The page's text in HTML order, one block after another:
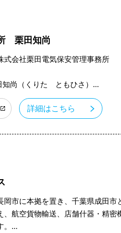
栗田知尚
会社栗田電気保安管理事務所
尚（くりた ともひさ）...
詳細はこちら
岡市に本拠を置き、千葉県成田市
、航空貨物輸送、店舗什器・精密
。...